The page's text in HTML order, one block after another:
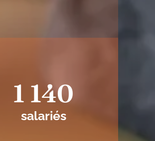
1 140
salariés